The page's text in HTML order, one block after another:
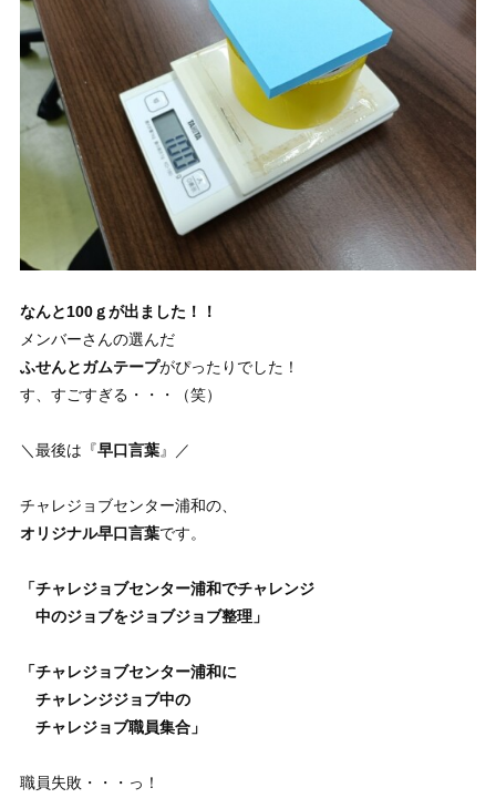
なんと100ｇが出ました！！
メンバーさんの選んだ
ふせんとガムテープがぴったりでした！
す、すごすぎる・・・（笑）
＼最後は『早口言葉』／
チャレジョブセンター浦和の、
オリジナル早口言葉です。
「チャレジョブセンター浦和でチャレンジ
中のジョブをジョブジョブ整理」
「チャレジョブセンター浦和に
チャレンジジョブ中の
チャレジョブ職員集合」
職員失敗・・・っ！